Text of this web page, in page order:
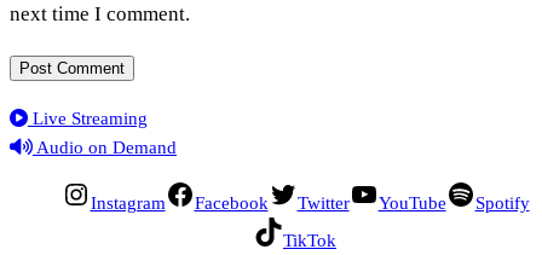
next time I comment.
Live Streaming
Audio on Demand
Instagram Facebook Twitter YouTube
Spotify
TikTok